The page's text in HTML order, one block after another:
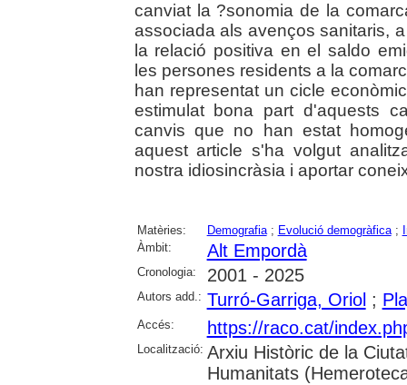
canviat la ?sonomia de la
associada als avenços sanitaris,
la relació positiva en el saldo
les persones residents a la
han representat un cicle
estimulat bona part d'aquests
canvis que no han estat
aquest article s'ha volgut
nostra idiosincràsia i aportar
Matèries: Demografia; Evolució demogràfica;
Àmbit:
Alt Empordà
Cronologia: 2001 - 2025
Autors add.: Turró-Garriga, Oriol ;
Accés: https://raco.cat/
Localització: Arxiu Històric de la
Humanitats